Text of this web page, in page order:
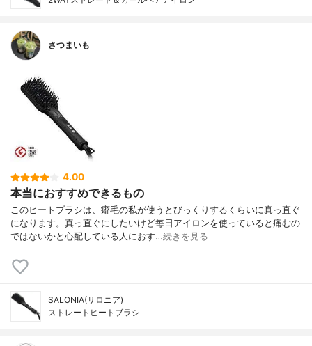
さつまいも
4.00
本当におすすめできるもの
このヒートブラシは、癖毛の私が使うとびっくりするくらいに真っ直ぐ
になります。真っ直ぐにしたいけど毎日アイロンを使っていると痛むの
ではないかと心配している人におす…続きを見る
SALONIA(サロニア)
ストレートヒートブラシ